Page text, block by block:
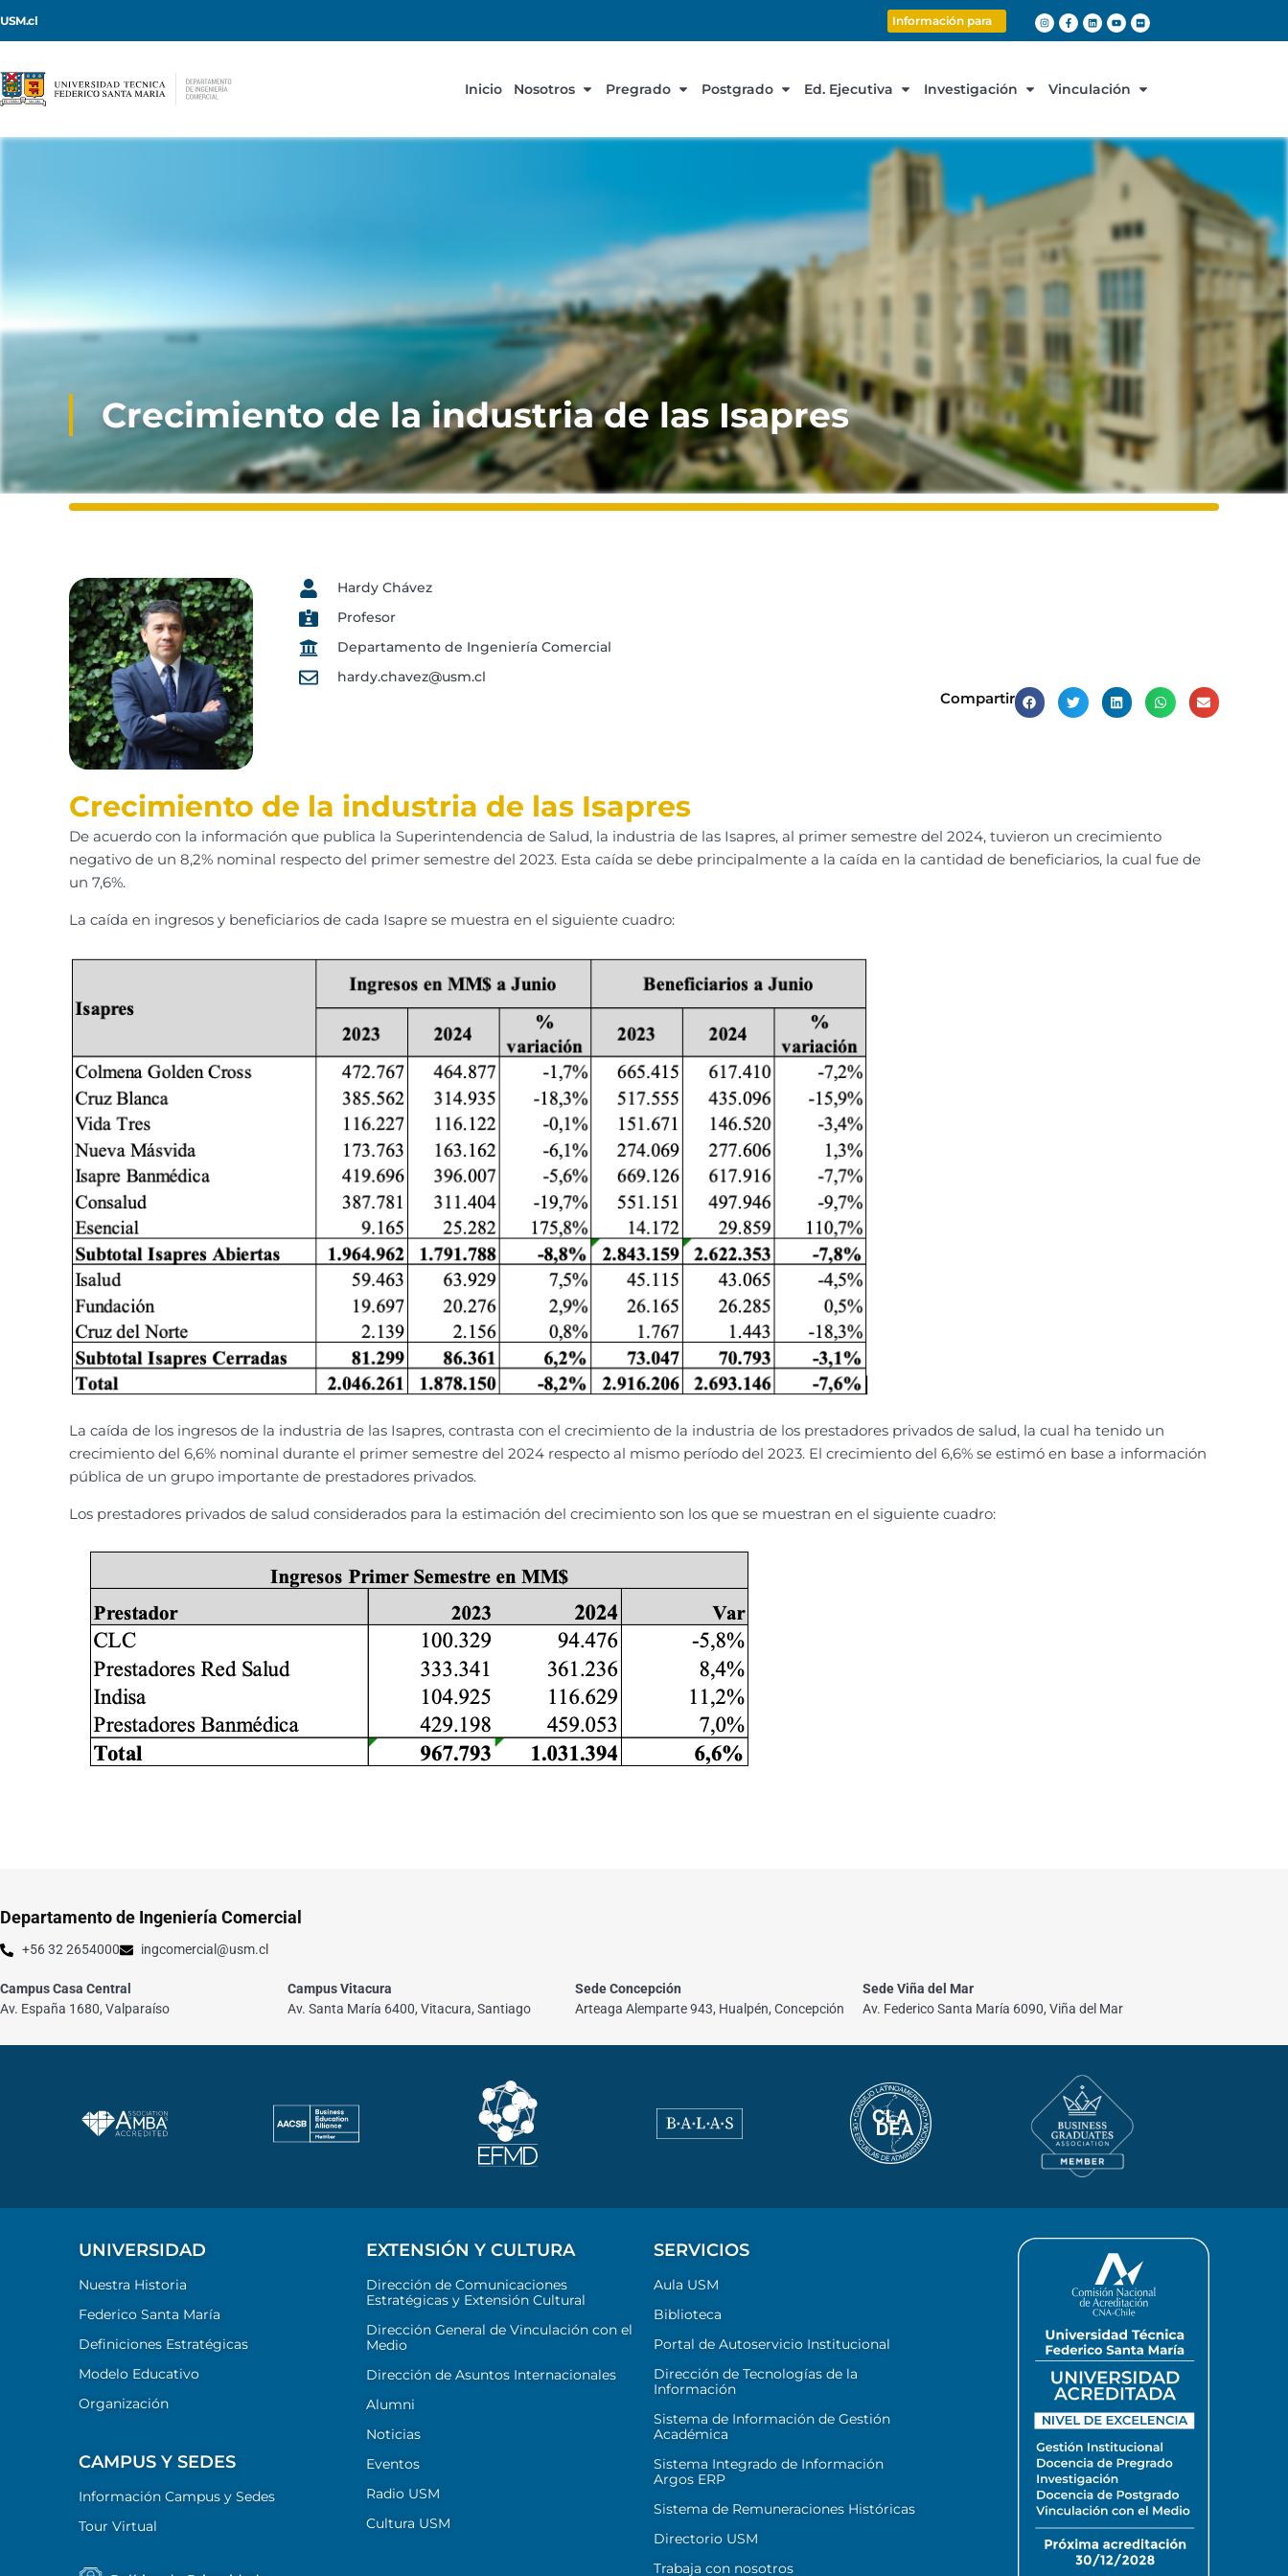
USM.cl Información para
Inicio Nosotros Pregrado Postgrado Ed. Ejecutiva Investigación Vinculación
Crecimiento de la industria de las Isapres
Hardy Chávez
Profesor
Departamento de Ingeniería Comercial
hardy.chavez@usm.cl
Compartir
Crecimiento de la industria de las Isapres
De acuerdo con la información que publica la Superintendencia de Salud, la industria de las Isapres, al primer semestre del 2024, tuvieron un crecimiento
negativo de un 8,2% nominal respecto del primer semestre del 2023. Esta caída se debe principalmente a la caída en la cantidad de beneficiarios, la cual fue de
un 7,6%.
La caída en ingresos y beneficiarios de cada Isapre se muestra en el siguiente cuadro:
La caída de los ingresos de la industria de las Isapres, contrasta con el crecimiento de la industria de los prestadores privados de salud, la cual ha tenido un
crecimiento del 6,6% nominal durante el primer semestre del 2024 respecto al mismo período del 2023. El crecimiento del 6,6% se estimó en base a información
pública de un grupo importante de prestadores privados.
Los prestadores privados de salud considerados para la estimación del crecimiento son los que se muestran en el siguiente cuadro:
Departamento de Ingeniería Comercial
+56 32 2654000 ingcomercial@usm.cl
Campus Casa Central
Av. España 1680, Valparaíso
Campus Vitacura
Av. Santa María 6400, Vitacura, Santiago
Sede Concepción
Arteaga Alemparte 943, Hualpén, Concepción
Sede Viña del Mar
Av. Federico Santa María 6090, Viña del Mar
UNIVERSIDAD
Nuestra Historia
Federico Santa María
Definiciones Estratégicas
Modelo Educativo
Organización
CAMPUS Y SEDES
Información Campus y Sedes
Tour Virtual
EXTENSIÓN Y CULTURA
Dirección de Comunicaciones
Estratégicas y Extensión Cultural
Dirección General de Vinculación con el
Medio
Dirección de Asuntos Internacionales
Alumni
Noticias
Eventos
Radio USM
Cultura USM
SERVICIOS
Aula USM
Biblioteca
Portal de Autoservicio Institucional
Dirección de Tecnologías de la
Información
Sistema de Información de Gestión
Académica
Sistema Integrado de Información
Argos ERP
Sistema de Remuneraciones Históricas
Directorio USM
Trabaja con nosotros